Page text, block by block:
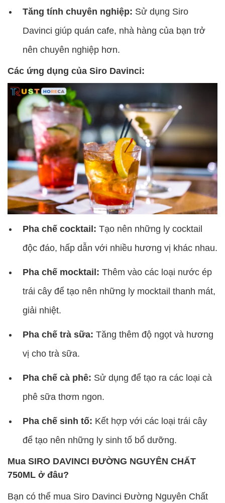
Tăng tính chuyên nghiệp: Sử dụng Siro
Davinci giúp quán cafe, nhà hàng của bạn trở
nên chuyên nghiệp hơn.
Các ứng dụng của Siro Davinci:
Pha chế cocktail: Tạo nên những ly cocktail
độc đáo, hấp dẫn với nhiều hương vị khác nhau.
Pha chế mocktail: Thêm vào các loại nước ép
trái cây để tạo nên những ly mocktail thanh mát,
giải nhiệt.
Pha chế trà sữa: Tăng thêm độ ngọt và hương
vị cho trà sữa.
Pha chế cà phê: Sử dụng để tạo ra các loại cà
phê sữa thơm ngon.
Pha chế sinh tố: Kết hợp với các loại trái cây
để tạo nên những ly sinh tố bổ dưỡng.
Mua SIRO DAVINCI ĐƯỜNG NGUYÊN CHẤT
750ML ở đâu?
Bạn có thể mua Siro Davinci Đường Nguyên Chất